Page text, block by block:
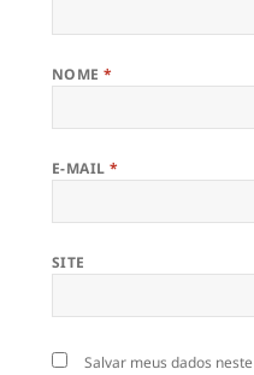
NOME*
E-MAIL*
SITE
Salvar meus dados